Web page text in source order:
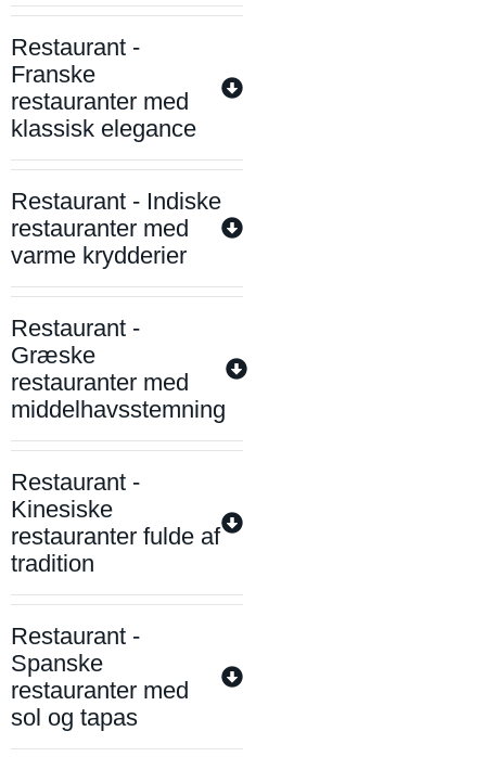
Restaurant -
Franske
restauranter med
klassisk elegance
Restaurant - Indiske
restauranter med
varme krydderier
Restaurant -
Græske
restauranter med
middelhavsstemning
Restaurant -
Kinesiske
restauranter fulde af
tradition
Restaurant -
Spanske
restauranter med
sol og tapas